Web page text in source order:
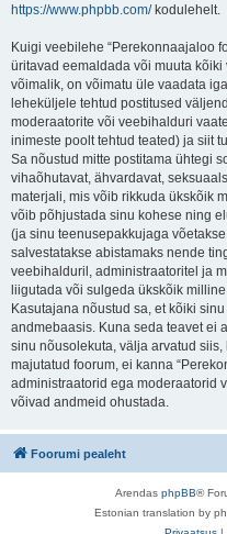
https://www.phpbb.com/kodulehelt.
Kuigi veebilehe “Perekonnaajaloo
üritavad eemaldada või muuta
võimalik, on võimatu üle vaadata
leheküljele tehtud postitused
moderaatorite või veebihalduri
inimeste poolt tehtud teated) ja siit
Sa nõustud mitte postitama ühtegi
vihaõhutavat, ähvardavat,
materjali, mis võib rikkuda ükskõik
võib põhjustada sinu kohese ning
(ja sinu teenusepakkujaga
salvestatakse abistamaks nende
veebihalduril, administraatoritel ja
liigutada või sulgeda ükskõik
Kasutajana nõustud sa, et kõiki
andmebaasis. Kuna seda teavet ei
sinu nõusolekuta, välja arvatud
majutatud foorum, ei kanna
administraatorid ega moderaatorid
võivad andmeid ohustada.
Foorumi pealeht
Arendas phpBB®
Estonian translation by